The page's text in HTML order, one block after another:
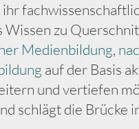
zu
Medienbildung,
auf der Basis
und vertiefen
schlägt die Brücke